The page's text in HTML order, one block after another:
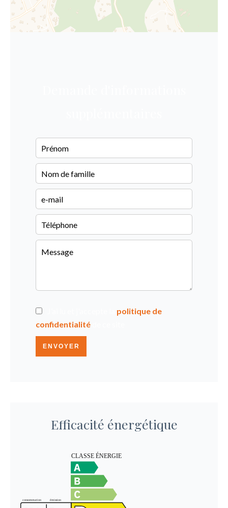
politique de
confidentialité
ENVOYER
Efficacité énergétique